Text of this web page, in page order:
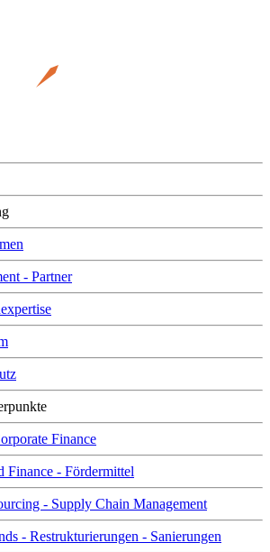
- Partner
Finance
Finance - Fördermittel
- Supply Chain Management
- Restrukturierungen - Sanierungen